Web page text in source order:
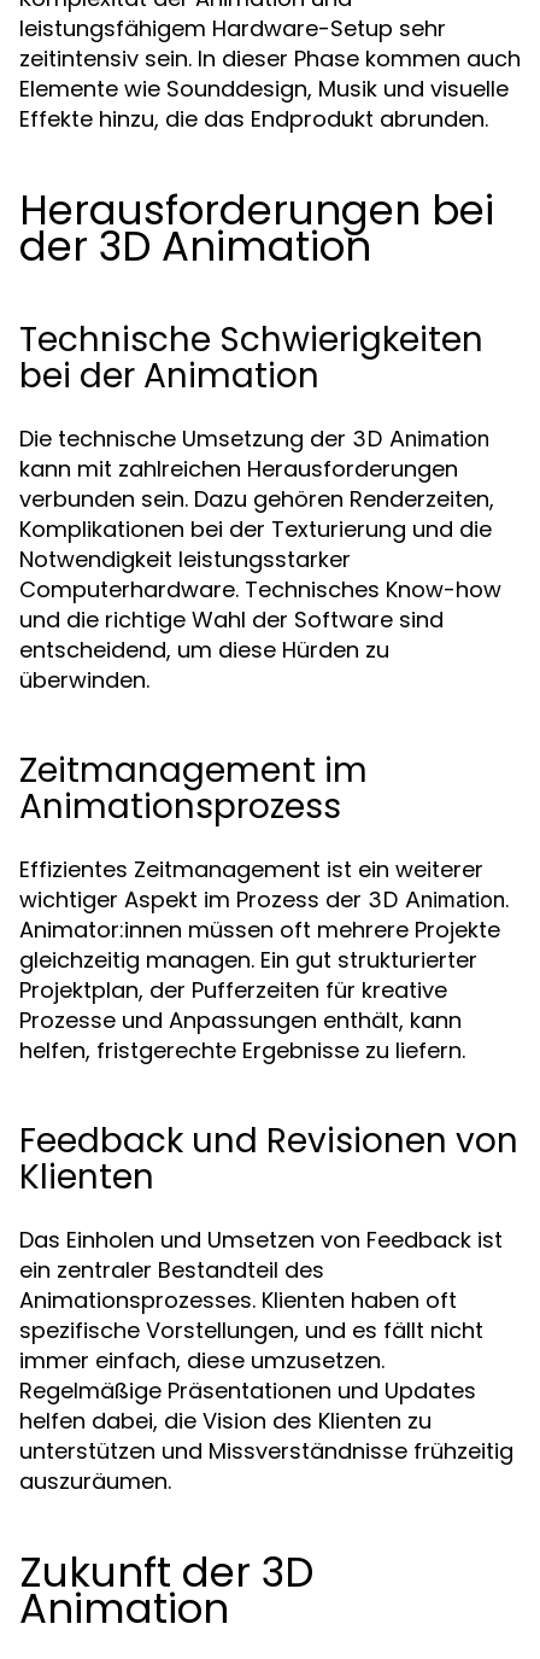
leistungsfähigem Hardware-Setup sehr
zeitintensiv sein. In dieser Phase kommen auch
Elemente wie Sounddesign, Musik und visuelle
Effekte hinzu, die das Endprodukt abrunden.
Herausforderungen bei
der 3D Animation
Technische Schwierigkeiten
bei der Animation
Die technische Umsetzung der 3D Animation
kann mit zahlreichen Herausforderungen
verbunden sein. Dazu gehören Renderzeiten,
Komplikationen bei der Texturierung und die
Notwendigkeit leistungsstarker
Computerhardware. Technisches Know-how
und die richtige Wahl der Software sind
entscheidend, um diese Hürden zu
überwinden.
Zeitmanagement im
Animationsprozess
Effizientes Zeitmanagement ist ein weiterer
wichtiger Aspekt im Prozess der 3D Animation.
Animator:innen müssen oft mehrere Projekte
gleichzeitig managen. Ein gut strukturierter
Projektplan, der Pufferzeiten für kreative
Prozesse und Anpassungen enthält, kann
helfen, fristgerechte Ergebnisse zu liefern.
Feedback und Revisionen von
Klienten
Das Einholen und Umsetzen von Feedback ist
ein zentraler Bestandteil des
Animationsprozesses. Klienten haben oft
spezifische Vorstellungen, und es fällt nicht
immer einfach, diese umzusetzen.
Regelmäßige Präsentationen und Updates
helfen dabei, die Vision des Klienten zu
unterstützen und Missverständnisse frühzeitig
auszuräumen.
Zukunft der 3D
Animation